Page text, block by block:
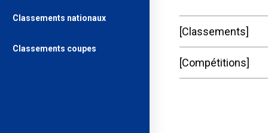
Classements
Compétitions
Classements nationaux
Classements coupes